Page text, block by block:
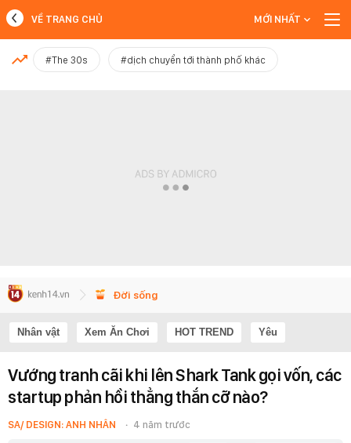
MỚI NHẤT
VỀ TRANG CHỦ MỚI NHẤT
#The 30s #dịch chuyển tới thành phố khác
Đời sống
Nhân vật Xem Ăn Chơi HOT TREND Yêu
Vướng tranh cãi khi lên Shark Tank gọi vốn, các
startup phản hồi thẳng thắn cỡ nào?
SA/ DESIGN: ANH NHÂN 4 năm trước